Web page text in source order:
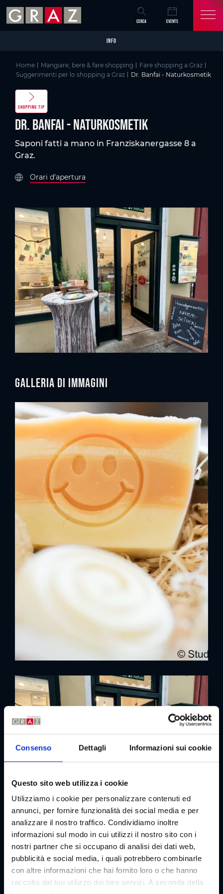
Consenso Dettagli Informazioni sui cookie
Questo sito web utilizza i cookie
Utilizziamo i cookie per personalizzare contenuti ed
annunci, per fornire funzionalità dei social media e per
analizzare il nostro traffico. Condividiamo inoltre
informazioni sul modo in cui utilizzi il nostro sito con i
nostri partner che si occupano di analisi dei dati web,
pubblicità e social media, i quali potrebbero combinarle
con altre informazioni che hai fornito loro o che hanno
raccolto dal tuo utilizzo dei loro servizi. A seconda della
Skip to main content
Skip to table of contents
Skip to main navigation
CERCA EVENTS
INFO
Home Mangiare, bere & fare shopping
Fare shopping a Graz
Suggerimenti per lo shopping a Graz
Dr. Banfai - Naturkosmetik
SHOPPING TIP
Dr. Banfai - Naturkosmetik
Saponi fatti a mano in Franziskanergasse 8 a
Graz.
Orari d'apertura
Galleria di immagini